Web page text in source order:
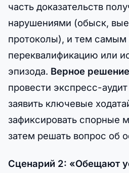
часть доказательств
нарушениями (обыск,
протоколы), и тем самым
переквалификацию или
эпизода. Верное
провести экспресс-
заявить ключевые
зафиксировать спорные
затем решать вопрос об
Сценарий 2: «Обещают